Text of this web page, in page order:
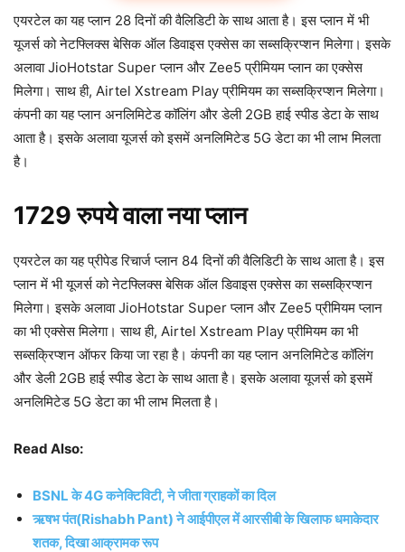
एयरटेल का यह प्लान 28 दिनों की वैलिडिटी के साथ आता है। इस प्लान में भी
यूजर्स को नेटफ्लिक्स बेसिक ऑल डिवाइस एक्सेस का सब्सक्रिप्शन मिलेगा। इसके
अलावा JioHotstar Super प्लान और Zee5 प्रीमियम प्लान का एक्सेस
मिलेगा। साथ ही, Airtel Xstream Play प्रीमियम का सब्सक्रिप्शन मिलेगा।
कंपनी का यह प्लान अनलिमिटेड कॉलिंग और डेली 2GB हाई स्पीड डेटा के साथ
आता है। इसके अलावा यूजर्स को इसमें अनलिमिटेड 5G डेटा का भी लाभ मिलता
है।
1729 रुपये वाला नया प्लान
एयरटेल का यह प्रीपेड रिचार्ज प्लान 84 दिनों की वैलिडिटी के साथ आता है। इस
प्लान में भी यूजर्स को नेटफ्लिक्स बेसिक ऑल डिवाइस एक्सेस का सब्सक्रिप्शन
मिलेगा। इसके अलावा JioHotstar Super प्लान और Zee5 प्रीमियम प्लान
का भी एक्सेस मिलेगा। साथ ही, Airtel Xstream Play प्रीमियम का भी
सब्सक्रिप्शन ऑफर किया जा रहा है। कंपनी का यह प्लान अनलिमिटेड कॉलिंग
और डेली 2GB हाई स्पीड डेटा के साथ आता है। इसके अलावा यूजर्स को इसमें
अनलिमिटेड 5G डेटा का भी लाभ मिलता है।
Read Also:
BSNL के 4G कनेक्टिविटी, ने जीता ग्राहकों का दिल
ऋषभ पंत(Rishabh Pant) ने आईपीएल में आरसीबी के खिलाफ धमाकेदार
शतक, दिखा आक्रामक रूप